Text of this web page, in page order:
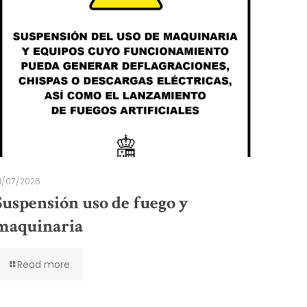
07/2026
uso de fuego y
Read more